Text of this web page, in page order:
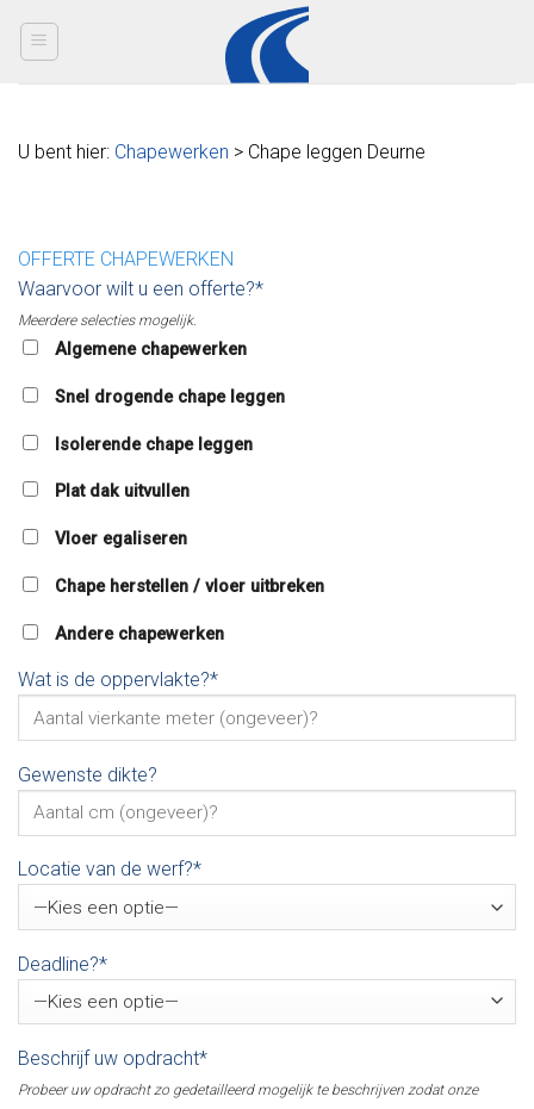
U bent hier: Chapewerken > Chape leggen Deurne
OFFERTE CHAPEWERKEN
Waarvoor wilt u een offerte?*
Meerdere selecties mogelijk.
Algemene chapewerken
Snel drogende chape leggen
Isolerende chape leggen
Plat dak uitvullen
Vloer egaliseren
Chape herstellen / vloer uitbreken
Andere chapewerken
Wat is de oppervlakte?*
Gewenste dikte?
Locatie van de werf?*
Deadline?*
Beschrijf uw opdracht*
Probeer uw opdracht zo gedetailleerd mogelijk te beschrijven zodat onze